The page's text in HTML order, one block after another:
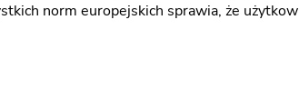
norm europejskich sprawia, że